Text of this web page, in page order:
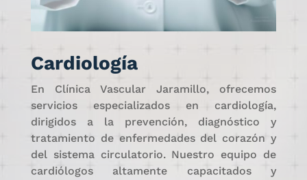
Cardiología
En Clínica Vascular Jaramillo, ofrecemos
servicios especializados en cardiología,
dirigidos a la prevención, diagnóstico y
tratamiento de enfermedades del corazón y
del sistema circulatorio. Nuestro equipo de
cardiólogos altamente capacitados y